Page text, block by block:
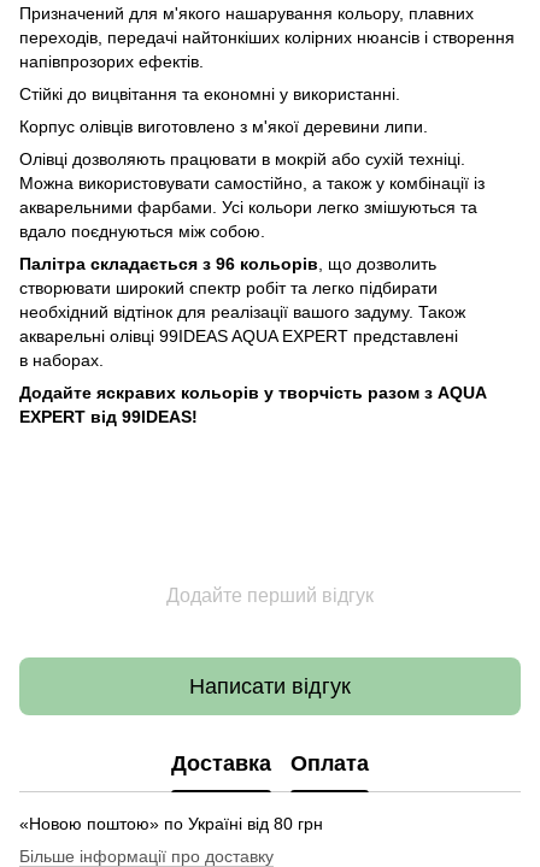
Призначений для м'якого нашарування кольору, плавних
переходів, передачі найтонкіших колірних нюансів і створення
напівпрозорих ефектів.
Стійкі до вицвітання та економні у використанні.
Корпус олівців виготовлено з м'якої деревини липи.
Олівці дозволяють працювати в мокрій або сухій техніці.
Можна використовувати самостійно, а також у комбінації із
акварельними фарбами. Усі кольори легко змішуються та
вдало поєднуються між собою.
Палітра складається з 96 кольорів , що дозволить
створювати широкий спектр робіт та легко підбирати
необхідний відтінок для реалізації вашого задуму. Також
акварельні олівці 99IDEAS AQUA EXPERT представлені
в наборах.
Додайте яскравих кольорів у творчість разом з AQUA
EXPERT від 99IDEAS!
Додайте перший відгук
Написати відгук
Доставка Оплата
«Новою поштою» по Україні від 80 грн
Більше інформації про доставку